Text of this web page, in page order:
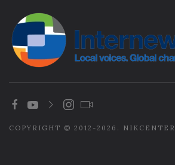
COPYRIGHT © 2012-2026. NIKCENTER